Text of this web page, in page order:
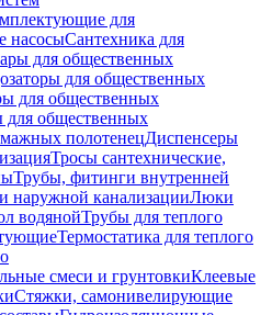
для
насосыСантехника для
для общественных
для общественных
для общественных
для общественных
полотенецДиспенсеры
Тросы сантехнические,
Трубы, фитинги внутренней
наружной канализацииЛюки
водянойТрубы для теплого
Термостатика для теплого
смеси и грунтовкиКлеевые
Стяжки, самонивелирующие